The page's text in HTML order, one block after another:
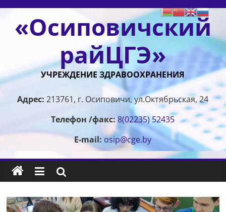
Перейти
содержимому
«Осиповичский
райЦГЭ»
УЧРЕЖДЕНИЕ ЗДРАВООХРАНЕНИЯ
Адрес: 213761, г. Осиповичи, ул.Октябрьская, 24
Телефон /факс:8(02235) 52435
E-mail: osip@cge.by